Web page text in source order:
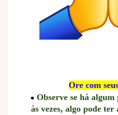
Ore com
Observe se há
às vezes, algo pode